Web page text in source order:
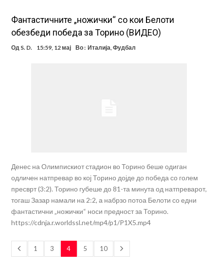
Фантастичните „ножички“ со кои Белоти
обезбеди победа за Торино (ВИДЕО)
Од S. D. 15:59, 12 мај Во : Италија Фудбал
Денес на Олимпискиот стадион во Торино беше одиган
одличен натпревар во кој Торино дојде до победа со голем
пресврт (3:2). Торино губеше до 81-та минута од натпреварот,
тогаш Зазар намали на 2:2, а набрзо потоа Белоти со едни
фантастични „ножички“ носи предност за Торино.
https://cdnja.r.worldssl.net/mp4/p1/P1X5.mp4
1 3 4 5 10